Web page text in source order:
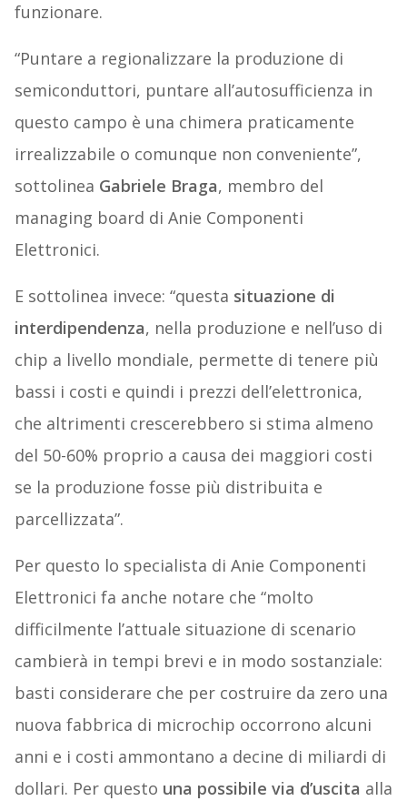
funzionare.
“Puntare a regionalizzare la produzione di
semiconduttori, puntare all’autosufficienza in
questo campo è una chimera praticamente
irrealizzabile o comunque non conveniente”,
sottolinea Gabriele Braga, membro del
managing board di Anie Componenti
Elettronici.
E sottolinea invece: “questa situazione di
interdipendenza, nella produzione e nell’uso di
chip a livello mondiale, permette di tenere più
bassi i costi e quindi i prezzi dell’elettronica,
che altrimenti crescerebbero si stima almeno
del 50-60% proprio a causa dei maggiori costi
se la produzione fosse più distribuita e
parcellizzata”.
Per questo lo specialista di Anie Componenti
Elettronici fa anche notare che “molto
difficilmente l’attuale situazione di scenario
cambierà in tempi brevi e in modo sostanziale:
basti considerare che per costruire da zero una
nuova fabbrica di microchip occorrono alcuni
anni e i costi ammontano a decine di miliardi di
dollari. Per questo una possibile via d’uscita alla